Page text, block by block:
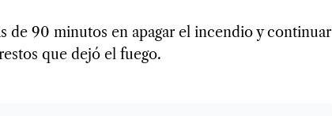
de 90 minutos en apagar el incendio y continuar
que dejó el fuego.